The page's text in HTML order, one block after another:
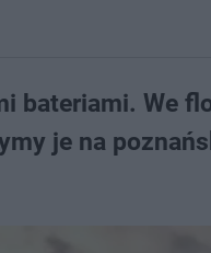
bateriami. We
je na